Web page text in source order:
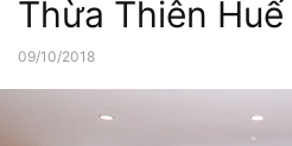
Thừa Thiên Huế
09/10/2018